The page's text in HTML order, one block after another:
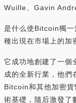
Wuille、Gavin
是什么使Bitcoin獨
種出現在市場上的加
它成功地創建了一個
成的全新行業，他們
Bitcoin和其他加密
術基礎，隨后激發了